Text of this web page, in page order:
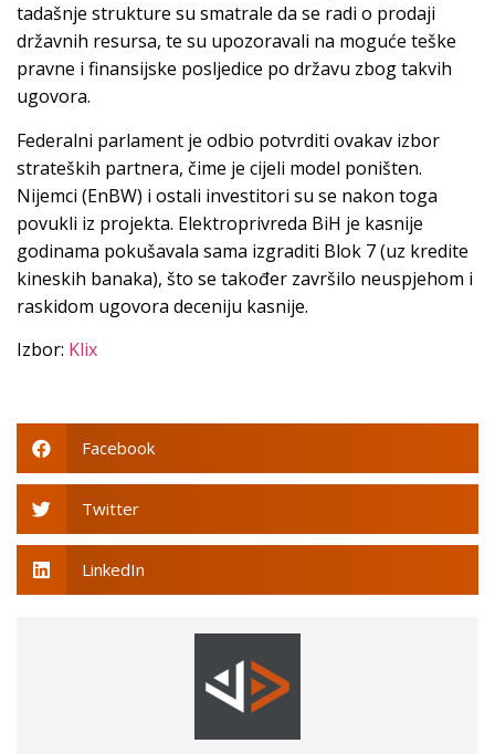
tadašnje strukture su smatrale da se radi o prodaji
državnih resursa, te su upozoravali na moguće teške
pravne i finansijske posljedice po državu zbog takvih
ugovora.
Federalni parlament je odbio potvrditi ovakav izbor
strateških partnera, čime je cijeli model poništen.
Nijemci (EnBW) i ostali investitori su se nakon toga
povukli iz projekta. Elektroprivreda BiH je kasnije
godinama pokušavala sama izgraditi Blok 7 (uz kredite
kineskih banaka), što se također završilo neuspjehom i
raskidom ugovora deceniju kasnije.
Izbor: Klix
Facebook
Twitter
LinkedIn